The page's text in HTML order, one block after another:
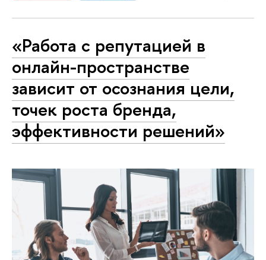
«Работа с репутацией в
онлайн-пространстве
зависит от осознания цели,
точек роста бренда,
эффективности решений»